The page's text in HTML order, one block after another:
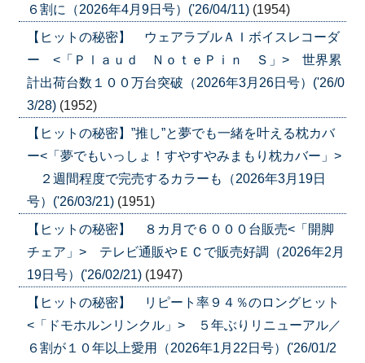
６割に（2026年4月9日号）('26/04/11) (1954)
【ヒットの秘密】 ウェアラブルＡＩボイスレコーダ
ー <「Ｐｌａｕｄ ＮｏｔｅＰｉｎ Ｓ」> 世界累
計出荷台数１００万台突破（2026年3月26日号）('26/0
3/28) (1952)
【ヒットの秘密】”推し”と夢でも一緒を叶える枕カバ
ー<「夢でもいっしょ！すやすやみまもり枕カバー」>
２週間程度で完売するカラーも（2026年3月19日
号）('26/03/21) (1951)
【ヒットの秘密】 ８カ月で６０００台販売<「開脚
チェア」> テレビ通販やＥＣで販売好調（2026年2月
19日号）('26/02/21) (1947)
【ヒットの秘密】 リピート率９４％のロングヒット
<「ドモホルンリンクル」> ５年ぶりリニューアル／
６割が１０年以上愛用（2026年1月22日号）('26/01/2